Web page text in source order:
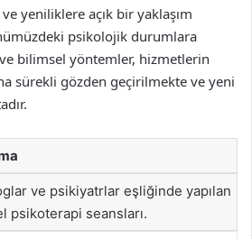
yeniliklere açık bir yaklaşım
psikolojik durumlara
bilimsel yöntemler, hizmetlerin
sürekli gözden geçirilmekte ve yeni
ve psikiyatrlar eşliğinde yapılan
psikoterapi seansları.